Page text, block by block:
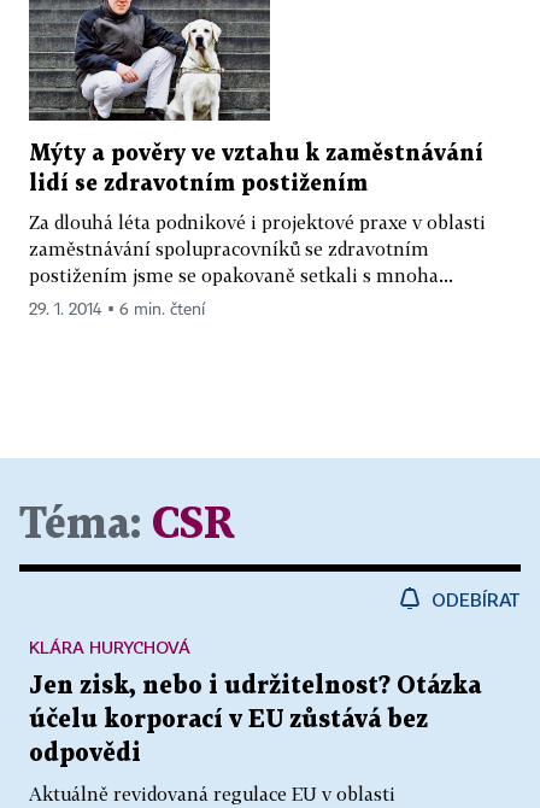
Mýty a pověry ve vztahu k zaměstnávání
lidí se zdravotním postižením
Za dlouhá léta podnikové i projektové praxe v oblasti
zaměstnávání spolupracovníků se zdravotním
postižením jsme se opakovaně setkali s mnoha...
29. 1. 2014 ▪ 6 min. čtení
Téma: CSR
ODEBÍRAT
Jen zisk, nebo i udržitelnost? Otázka
účelu korporací v EU zůstává bez
odpovědi
Aktuálně revidovaná regulace EU v oblasti
KLÁRA HURYCHOVÁ